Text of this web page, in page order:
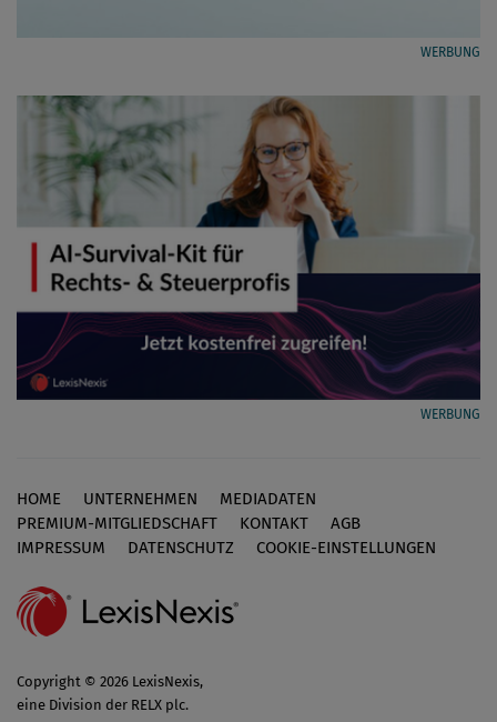
WERBUNG
WERBUNG
Footer
HOME UNTERNEHMEN
MEDIADATEN
PREMIUM-MITGLIEDSCHAFT
KONTAKT
AGB
IMPRESSUM
DATENSCHUTZ COOKIE-EINSTELLUNGEN
Copyright © 2026 LexisNexis,
eine Division der RELX plc.